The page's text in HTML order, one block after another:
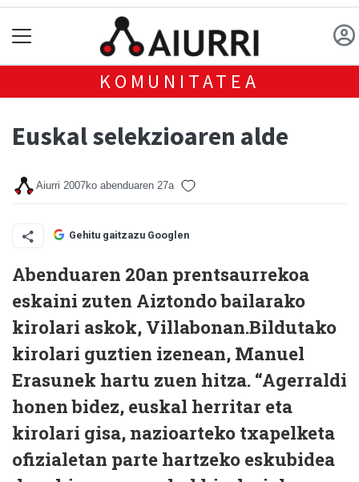
KOMUNITATEA
Euskal selekzioaren alde
Aiurri 2007ko abenduaren 27a
Gehitu gaitzazu Googlen
Abenduaren 20an prentsaurrekoa
eskaini zuten Aiztondo bailarako
kirolari askok, Villabonan.Bildutako
kirolari guztien izenean, Manuel
Erasunek hartu zuen hitza. “Agerraldi
honen bidez, euskal herritar eta
kirolari gisa, nazioarteko txapelketa
ofizialetan parte hartzeko eskubidea